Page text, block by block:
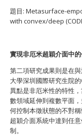
題目: Metasurface-
with convex/deep
實現非厄米超穎介面中
第二項研究成果則是在
大學深圳國際研究生院
異點是非厄米性的特性
數領域延伸到複數平面
何控制本徵狀態的不對
超穎介面系統中達到任
制。